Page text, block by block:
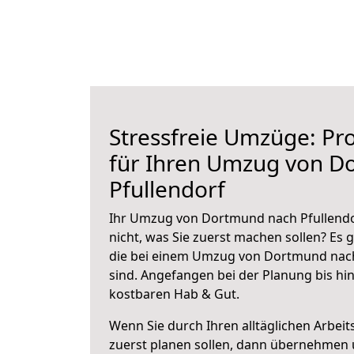
Stressfreie Umzüge:
für Ihren Umzug von
Pfullendorf
Ihr Umzug von Dortmund nach
nicht, was Sie zuerst machen sollen?
die bei einem Umzug von Dortmund
sind. Angefangen bei der Planung bis
kostbaren Hab & Gut.
Wenn Sie durch Ihren alltäglichen
zuerst planen sollen, dann